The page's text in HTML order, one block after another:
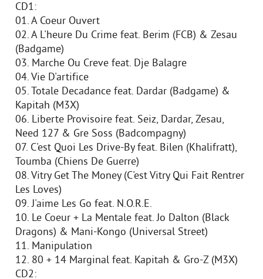
CD1:
01. A Coeur Ouvert
02. A L'heure Du Crime feat. Berim (FCB) & Zesau
(Badgame)
03. Marche Ou Creve feat. Dje Balagre
04. Vie D'artifice
05. Totale Decadance feat. Dardar (Badgame) &
Kapitah (M3X)
06. Liberte Provisoire feat. Seiz, Dardar, Zesau,
Need 127 & Gre Soss (Badcompagny)
07. C'est Quoi Les Drive-By feat. Bilen (Khalifratt),
Toumba (Chiens De Guerre)
08. Vitry Get The Money (C'est Vitry Qui Fait Rentrer
Les Loves)
09. J'aime Les Go feat. N.O.R.E.
10. Le Coeur + La Mentale feat. Jo Dalton (Black
Dragons) & Mani-Kongo (Universal Street)
11. Manipulation
12. 80 + 14 Marginal feat. Kapitah & Gro-Z (M3X)
CD2: